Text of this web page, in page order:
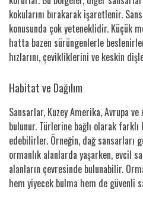
kokularını bırakarak işaretlenir.
konusunda çok yeteneklidir. Küçük
hatta bazen sürüngenlerle
hızlarını, çevikliklerini ve keskin
Habitat ve Dağılım
Sansarlar, Kuzey Amerika, Avrupa ve
bulunur. Türlerine bağlı olarak
edebilirler. Örneğin, dağ sansarları
ormanlık alanlarda yaşarken, evcil
alanların çevresinde bulunabilir.
hem yiyecek bulma hem de güvenli